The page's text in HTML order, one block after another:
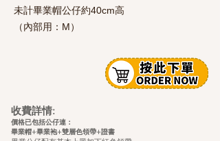
未計畢業帽公仔約40cm高
（內部用：M）
收費詳情:
價格已包括公仔連：
畢業帽+畢業袍+雙層色領帶+證書